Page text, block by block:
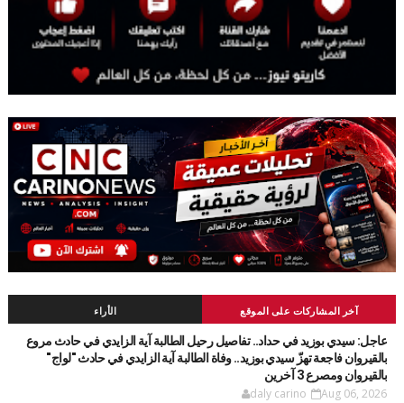
آخر المشاركات على الموقع الأراء
عاجل: سيدي بوزيد في حداد.. تفاصيل رحيل الطالبة آية الزايدي في حادث مروع
بالقيروان فاجعة تهزّ سيدي بوزيد.. وفاة الطالبة آية الزايدي في حادث "لواج"
بالقيروان ومصرع 3 آخرين
daly carino Aug 06, 2026